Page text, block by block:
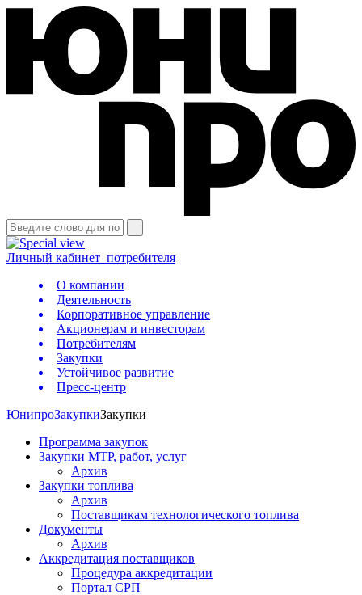
Личный кабинет потребителя
О компании
Деятельность
Корпоративное управление
Акционерам и инвесторам
Потребителям
Закупки
Устойчивое развитие
Пресс-центр
ЮнипроЗакупкиЗакупки
Программа закупок
Закупки МТР, работ, услуг
Архив
Закупки топлива
Архив
Поставщикам технологического топлива
Документы
Архив
Аккредитация поставщиков
Процедура аккредитации
Портал СРП